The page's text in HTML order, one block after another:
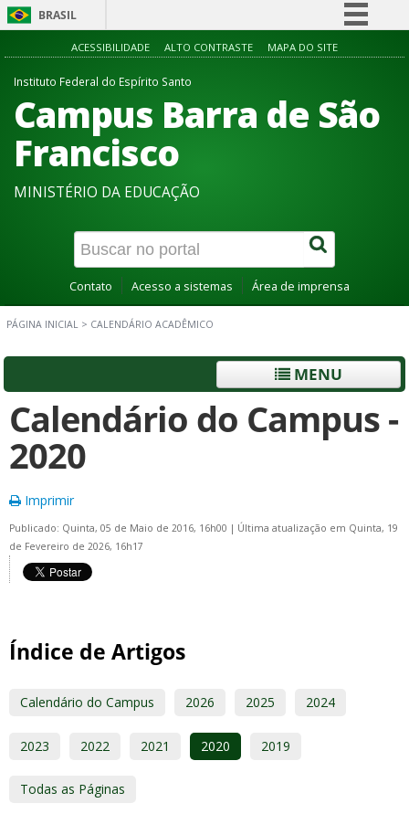
BRASIL
Simplifique!
Participe
Acesso à informação
ACESSIBILIDADE ALTO CONTRASTE MAPA DO SITE
Instituto Federal do Espírito Santo
Campus Barra de São
Francisco
MINISTÉRIO DA EDUCAÇÃO
Contato Acesso a sistemas Área de imprensa
PÁGINA INICIAL > CALENDÁRIO ACADÊMICO
MENU
Calendário do Campus -
2020
Imprimir
Publicado: Quinta, 05 de Maio de 2016, 16h00 | Última atualização em Quinta, 19
de Fevereiro de 2026, 16h17
Índice de Artigos
Calendário do Campus 2026 2025 2024
2023 2022 2021 2020 2019
Todas as Páginas